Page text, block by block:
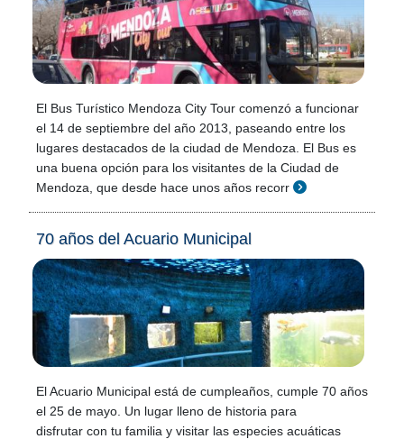
El Bus Turístico Mendoza City Tour comenzó a funcionar
el 14 de septiembre del año 2013, paseando entre los
lugares destacados de la ciudad de Mendoza. El Bus es
una buena opción para los visitantes de la Ciudad de
Mendoza, que desde hace unos años recorr
70 años del Acuario Municipal
El Acuario Municipal está de cumpleaños, cumple 70 años
el 25 de mayo. Un lugar lleno de historia para
disfrutar con tu familia y visitar las especies acuáticas